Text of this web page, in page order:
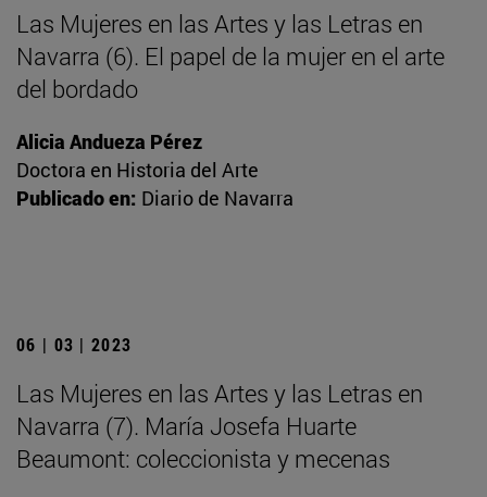
Las Mujeres en las Artes y las Letras en
Navarra (6). El papel de la mujer en el arte
del bordado
Alicia Andueza Pérez
Doctora en Historia del Arte
Publicado en: Diario de Navarra
06 | 03 | 2023
Las Mujeres en las Artes y las Letras en
Navarra (7). María Josefa Huarte
Beaumont: coleccionista y mecenas